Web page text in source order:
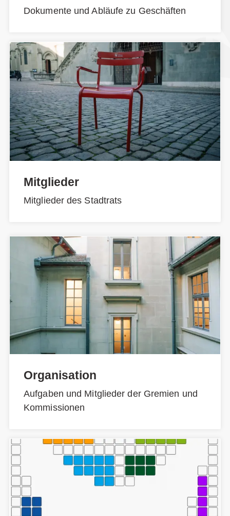
Dokumente und Abläufe zu Geschäften
Mitglieder
Mitglieder des Stadtrats
Organisation
Aufgaben und Mitglieder der Gremien und
Kommissionen